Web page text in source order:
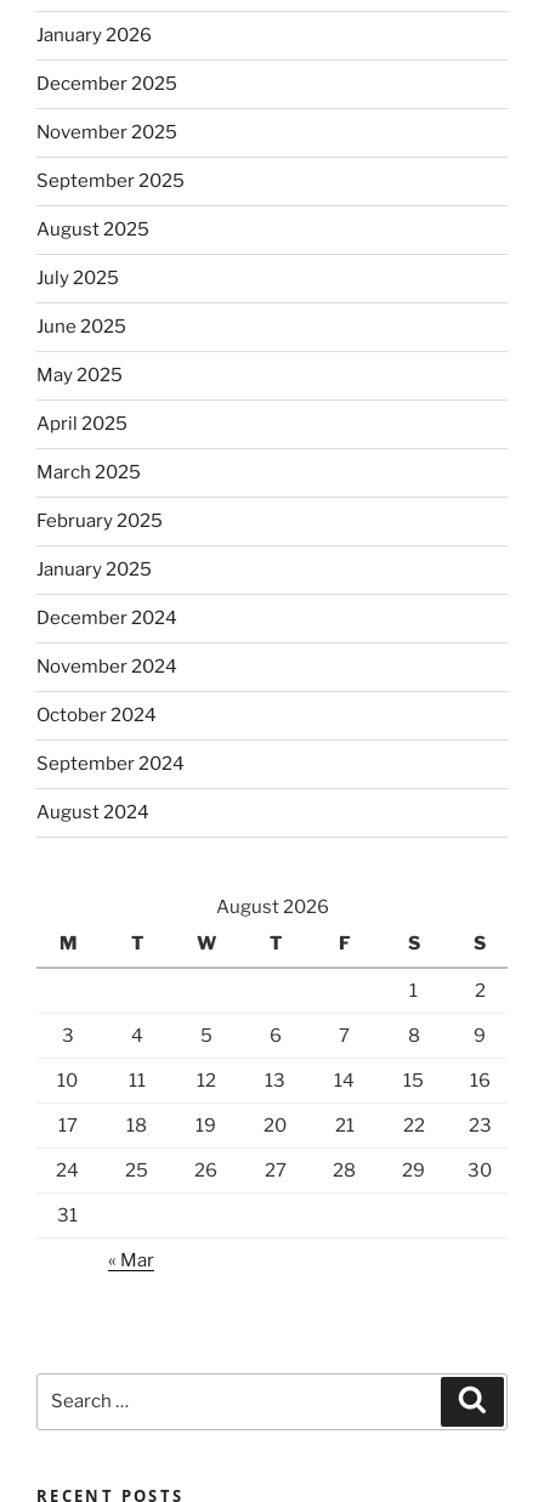
January 2026
December 2025
November 2025
September 2025
August 2025
July 2025
June 2025
May 2025
April 2025
March 2025
February 2025
January 2025
December 2024
November 2024
October 2024
September 2024
August 2024
August 2026
M
T W T F S S
1 2
3 4 5 6 7 8 9
10 11 12 13 14 15 16
17 18 19 20 21 22 23
24 25 26 27 28 29 30
31
« Mar
RECENT POSTS